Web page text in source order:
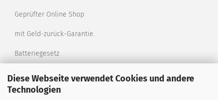
Diese Webseite verwendet Cookies und andere
Technologien
Geprüfter Online Shop
mit Geld-zurück-Garantie.
Batteriegesetz
Merkzettel
Kontaktformular